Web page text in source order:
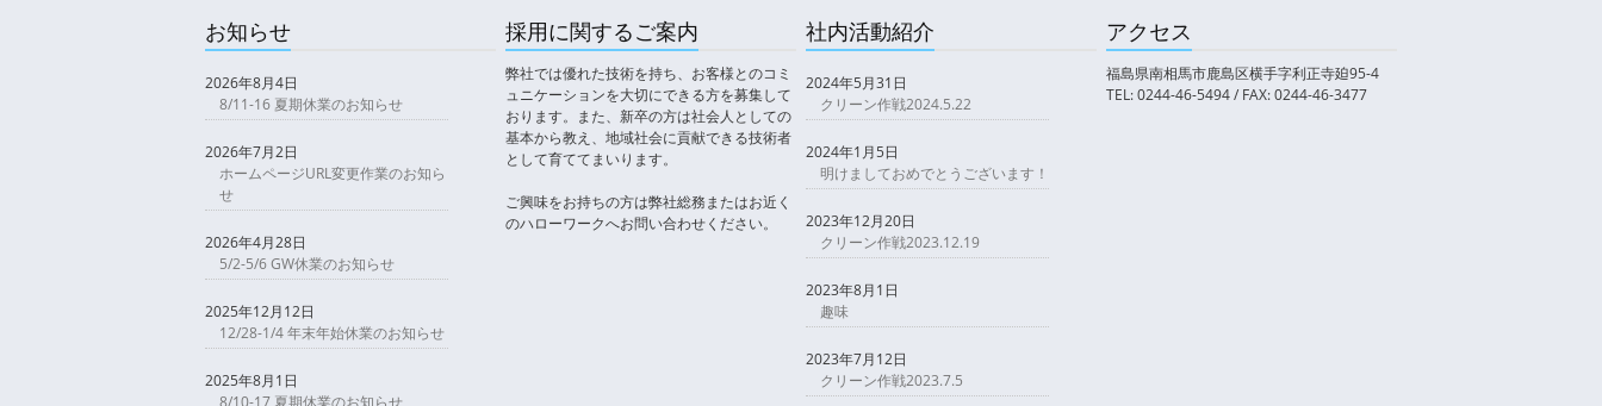
お知らせ
2026年8月4日
8/11-16 夏期休業のお知らせ
2026年7月2日
ホームページURL変更作業のお知ら
せ
2026年4月28日
5/2-5/6 GW休業のお知らせ
2025年12月12日
12/28-1/4 年末年始休業のお知らせ
2025年8月1日
8/10-17 夏期休業のお知らせ
採用に関するご案内
弊社では優れた技術を持ち、お客様とのコミ
ュニケーションを大切にできる方を募集して
おります。また、新卒の方は社会人としての
基本から教え、地域社会に貢献できる技術者
として育ててまいります。
ご興味をお持ちの方は弊社総務またはお近く
のハローワークへお問い合わせください。
社内活動紹介
2024年5月31日
クリーン作戦2024.5.22
2024年1月5日
明けましておめでとうございます！
2023年12月20日
クリーン作戦2023.12.19
2023年8月1日
趣味
2023年7月12日
クリーン作戦2023.7.5
アクセス
福島県南相馬市鹿島区横手字利正寺廹95-4
TEL: 0244-46-5494 / FAX: 0244-46-3477